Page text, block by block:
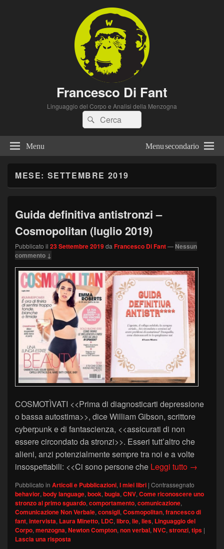
Francesco Di Fant
Linguaggio del Corpo e Analisi della Menzogna
Cerca:Cerca
Menu Menu secondario
MESE: SETTEMBRE 2019
Guida definitiva antistronzi –
Cosmopolitan (luglio 2019)
Pubblicato il 23 Settembre 2019da Francesco Di Fant— Nessun
commento ↓
COSMOTÌVATI <<Prima di diagnosticarti depressione
o bassa autostima>>, dice William Gibson, scrittore
cyberpunk e di fantascienza, <<assicurati di non
essere circondato da stronzi>>. Esseri tutt’altro che
alieni, anzi potenzialmente sempre tra noi e a volte
insospettabili: <<Ci sono persone che Leggi tutto Guida
→
Pubblicato in Articoli e Pubblicazioni, I miei libri | Contrassegnato
behavior, body language, book, bugia, CNV, Come riconoscere uno
stronzo al primo sguardo, comportamento, comunicazione,
Comunicazione Non Verbale, consigli, Cosmopolitan, francesco di
fant, intervista, Laura Minetto, LDC, libro, lie, lies, Linguaggio del
Corpo, menzogna, Newton Compton, non verbal, NVC, stronzi, tips |
Lascia una risposta